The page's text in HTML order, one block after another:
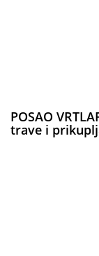
POSAO
trave i